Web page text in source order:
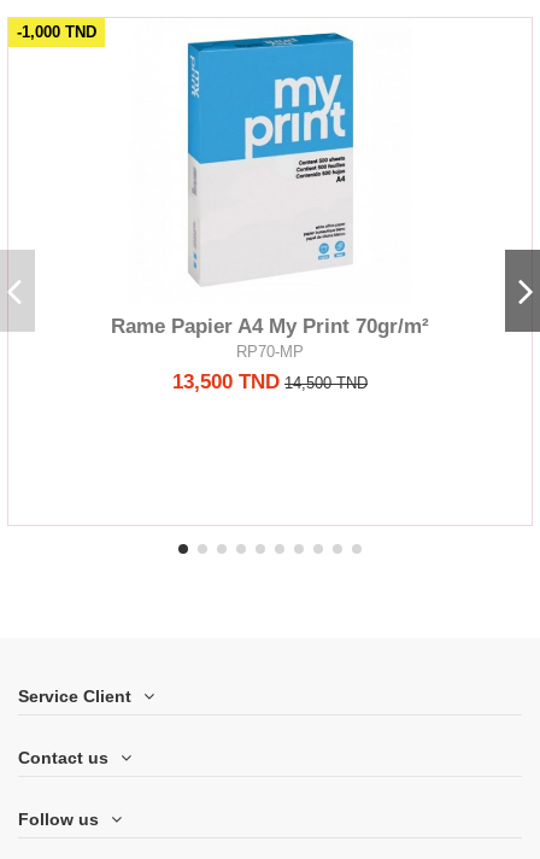
-1,000 TND
Rame Papier A4 My Print 70gr/m²
RP70-MP
13,500 TND 14,500 TND
Service Client
Contact us
Follow us